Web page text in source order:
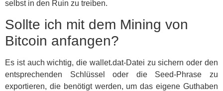
selbst in den Ruin zu treiben.
Sollte ich mit dem Mining von
Bitcoin anfangen?
Es ist auch wichtig, die wallet.dat-Datei zu sichern oder den
entsprechenden Schlüssel oder die Seed-Phrase zu
exportieren, die benötigt werden, um das eigene Guthaben